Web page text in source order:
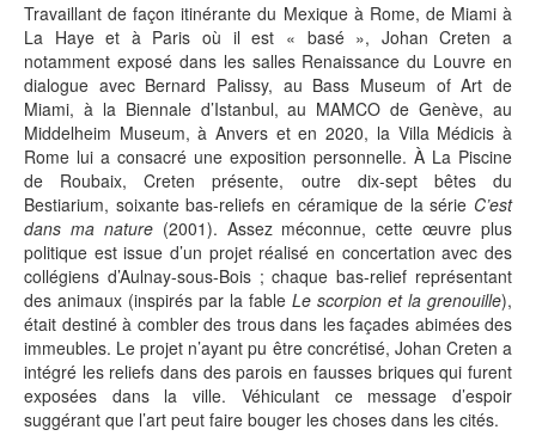
Travaillant de façon itinérante du Mexique à Rome, de Miami à
La Haye et à Paris où il est « basé », Johan Creten a
notamment exposé dans les salles Renaissance du Louvre en
dialogue avec Bernard Palissy, au Bass Museum of Art de
Miami, à la Biennale d’Istanbul, au MAMCO de Genève, au
Middelheim Museum, à Anvers et en 2020, la Villa Médicis à
Rome lui a consacré une exposition personnelle. À La Piscine
de Roubaix, Creten présente, outre dix-sept bêtes du
Bestiarium, soixante bas-reliefs en céramique de la série C’est
dans ma nature(2001). Assez méconnue, cette œuvre plus
politique est issue d’un projet réalisé en concertation avec des
collégiens d’Aulnay-sous-Bois ; chaque bas-relief représentant
des animaux (inspirés par la fable Le scorpion et la grenouille),
était destiné à combler des trous dans les façades abimées des
immeubles. Le projet n’ayant pu être concrétisé, Johan Creten a
intégré les reliefs dans des parois en fausses briques qui furent
exposées dans la ville. Véhiculant ce message d’espoir
suggérant que l’art peut faire bouger les choses dans les cités.